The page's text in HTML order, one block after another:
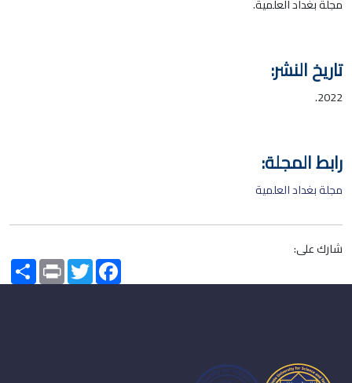
مجلة بغداد العلمية.
تاريخ النشر:
2022.
رابط المجلة:
مجلة بغداد العلمية
شارك على:
Share PrintTwitterFacebook